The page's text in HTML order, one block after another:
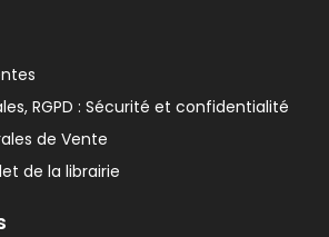
RGPD : Sécurité et confidentialité
de Vente
de la librairie